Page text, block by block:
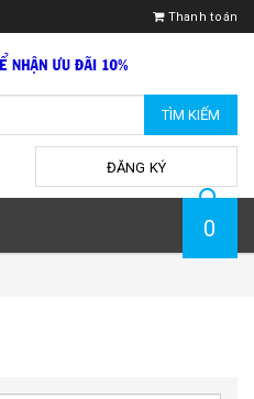
Thanh toán
TÌM KIẾM
ĐĂNG KÝ
0